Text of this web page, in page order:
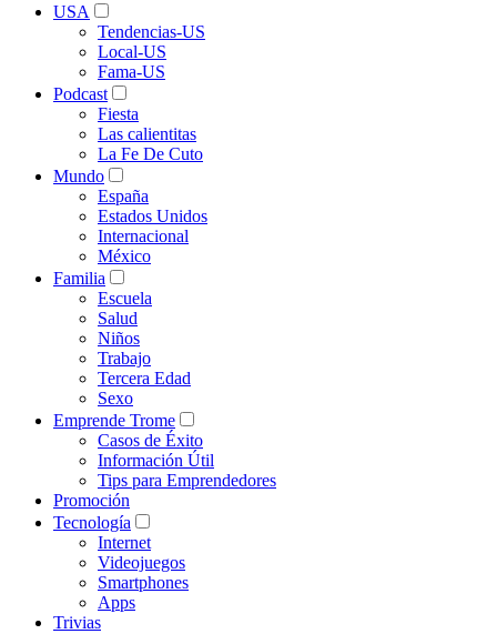
USA
Tendencias-US
Local-US
Fama-US
Podcast
Fiesta
Las calientitas
La Fe De Cuto
Mundo
España
Estados Unidos
Internacional
México
Familia
Escuela
Salud
Niños
Trabajo
Tercera Edad
Sexo
Emprende Trome
Casos de Éxito
Información Útil
Tips para Emprendedores
Promoción
Tecnología
Internet
Videojuegos
Smartphones
Apps
Trivias